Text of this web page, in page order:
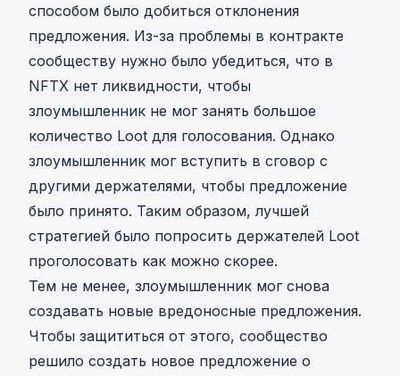
способом было добиться отклонения
предложения. Из-за проблемы в контракте
сообществу нужно было убедиться, что в
NFTX нет ликвидности, чтобы
злоумышленник не мог занять большое
количество Loot для голосования. Однако
злоумышленник мог вступить в сговор с
другими держателями, чтобы предложение
было принято. Таким образом, лучшей
стратегией было попросить держателей Loot
проголосовать как можно скорее.
Тем не менее, злоумышленник мог снова
создавать новые вредоносные предложения.
Чтобы защититься от этого, сообщество
решило создать новое предложение о